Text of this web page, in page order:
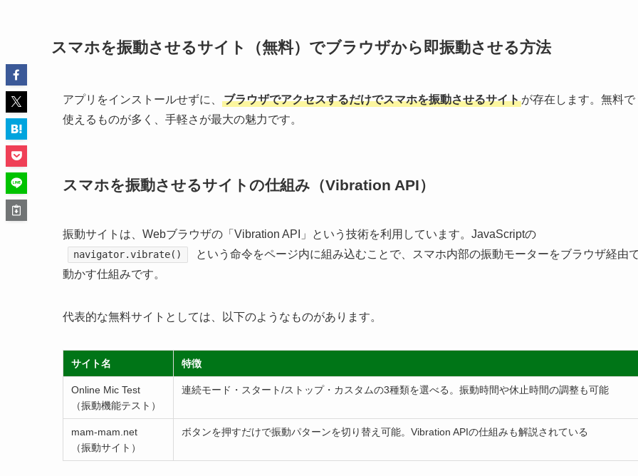
スマホを振動させるサイト（無料）でブラウザから即振動させる方法
アプリをインストールせずに、 ブラウザでアクセスするだけでスマホを振動させるサイトが存在します。無料で
使えるものが多く、手軽さが最大の魅力です。
スマホを振動させるサイトの仕組み（Vibration API）
振動サイトは、Webブラウザの「Vibration API」という技術を利用しています。JavaScriptの
navigator.vibrate()
という命令をページ内に組み込むことで、スマホ内部の振動モーターをブラウザ経由
動かす仕組みです。
代表的な無料サイトとしては、以下のようなものがあります。
サイト名 特徴
Online Mic Test
（振動機能テスト）
連続モード・スタート/ストップ・カスタムの3種類を選べる。振動時間や休止時間の調整も可能
mam-mam.net
（振動サイト）
ボタンを押すだけで振動パターンを切り替え可能。Vibration APIの仕組みも解説されている